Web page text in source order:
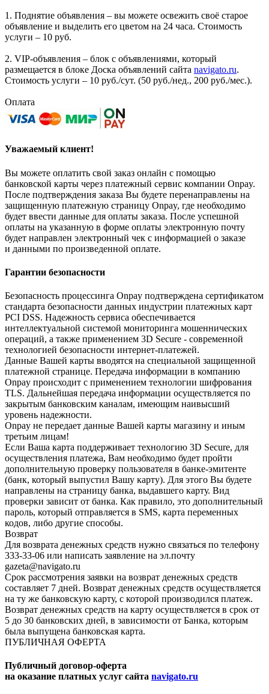
1. Поднятие объявления – вы можете освежить своё старое
объявление и выделить его цветом на 24 часа. Стоимость
услуги – 10 руб.
2. VIP-объявления – блок с объявлениями, который
размещается в блоке Доска объявлений сайта navigato.ru.
Стоимость услуги – 10 руб./сут. (50 руб./нед., 200 руб./мес.).
Оплата
Уважаемый клиент!
Вы можете оплатить свой заказ онлайн с помощью
банковской карты через платежный сервис компании Onpay.
После подтверждения заказа Вы будете перенаправлены на
защищенную платежную страницу Onpay, где необходимо
будет ввести данные для оплаты заказа. После успешной
оплаты на указанную в форме оплаты электронную почту
будет направлен электронный чек с информацией о заказе
и данными по произведенной оплате.
Гарантии безопасности
Безопасность процессинга Onpay подтверждена сертификатом
стандарта безопасности данных индустрии платежных карт
PCI DSS. Надежность сервиса обеспечивается
интеллектуальной системой мониторинга мошеннических
операций, а также применением 3D Secure - современной
технологией безопасности интернет-платежей.
Данные Вашей карты вводятся на специальной защищенной
платежной странице. Передача информации в компанию
Onpay происходит с применением технологии шифрования
TLS. Дальнейшая передача информации осуществляется по
закрытым банковским каналам, имеющим наивысший
уровень надежности.
Onpay не передает данные Вашей карты магазину и иным
третьим лицам!
Если Ваша карта поддерживает технологию 3D Secure, для
осуществления платежа, Вам необходимо будет пройти
дополнительную проверку пользователя в банке-эмитенте
(банк, который выпустил Вашу карту). Для этого Вы будете
направлены на страницу банка, выдавшего карту. Вид
проверки зависит от банка. Как правило, это дополнительный
пароль, который отправляется в SMS, карта переменных
кодов, либо другие способы.
Возврат
Для возврата денежных средств нужно связаться по телефону
333-33-06 или написать заявление на эл.почту
gazeta@navigato.ru
Срок рассмотрения заявки на возврат денежных средств
составляет 7 дней. Возврат денежных средств осуществляется
на ту же банковскую карту, с которой производился платеж.
Возврат денежных средств на карту осуществляется в срок от
5 до 30 банковских дней, в зависимости от Банка, которым
была выпущена банковская карта.
ПУБЛИЧНАЯ ОФЕРТА
Публичный договор-оферта
на оказание платных услуг сайта navigato.ru